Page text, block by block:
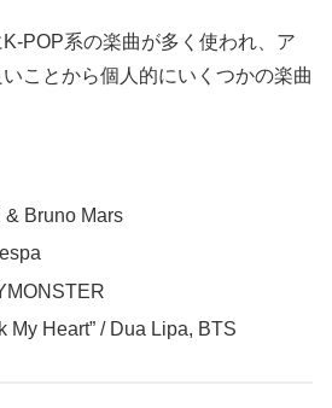
POP系の楽曲が多く使われ、ア
ことから個人的にいくつかの楽曲
& Bruno Mars
My Heart” / Dua Lipa, BTS